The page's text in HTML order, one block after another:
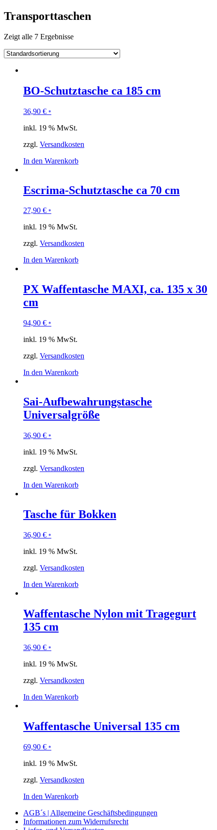
Transporttaschen
Zeigt alle 7 Ergebnisse
BO-Schutztasche ca 185 cm
36,90 € *
inkl. 19 % MwSt.
zzgl. Versandkosten
In den Warenkorb
Escrima-Schutztasche ca 70 cm
27,90 € *
inkl. 19 % MwSt.
zzgl. Versandkosten
In den Warenkorb
PX Waffentasche MAXI, ca. 135 x 30
cm
94,90 € *
inkl. 19 % MwSt.
zzgl. Versandkosten
In den Warenkorb
Sai-Aufbewahrungstasche
Universalgröße
36,90 € *
inkl. 19 % MwSt.
zzgl. Versandkosten
In den Warenkorb
Tasche für Bokken
36,90 € *
inkl. 19 % MwSt.
zzgl. Versandkosten
In den Warenkorb
Waffentasche Nylon mit Tragegurt
135 cm
36,90 € *
inkl. 19 % MwSt.
zzgl. Versandkosten
In den Warenkorb
Waffentasche Universal 135 cm
69,90 € *
inkl. 19 % MwSt.
zzgl. Versandkosten
In den Warenkorb
AGB´s | Allgemeine Geschäftsbedingungen
Informationen zum Widerrufsrecht